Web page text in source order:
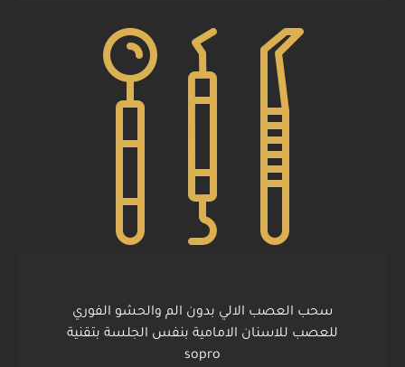
سحب العصب الالي بدون الم والحشو الفوري
للعصب للاسنان الامامية بنفس الجلسة بتقنية
sopro